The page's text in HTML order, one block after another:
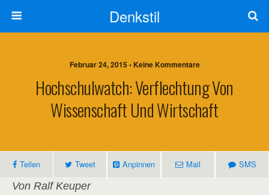
Denkstil
Februar 24, 2015 • Keine Kommentare
Hochschulwatch: Verflechtung Von
Wissenschaft Und Wirtschaft
Teilen Tweet Anpinnen Mail SMS
Von Ralf Keuper